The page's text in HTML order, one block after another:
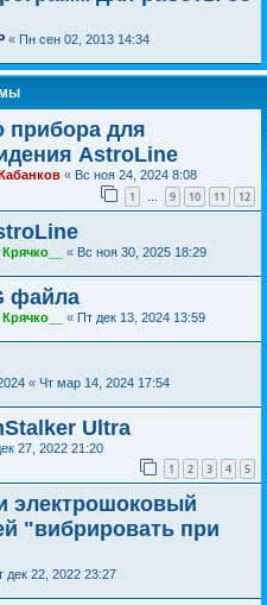
« Пн сен 02, 2013 14:34
прибора для
AstroLine
« Вс ноя 24, 2024 8:08
1 … 9 10 11 12
« Вс ноя 30, 2025 18:29
файла
« Пт дек 13, 2024 13:59
« Чт мар 14, 2024 17:54
Ultra
27, 2022 21:20
1 2 3 4 5
электрошоковый
"вибрировать при
дек 22, 2022 23:27